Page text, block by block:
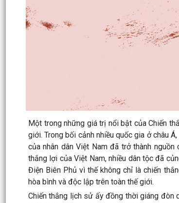
Một trong những giá trị nổi bật của Chiến
giới. Trong bối cảnh nhiều quốc gia ở châu
của nhân dân Việt Nam đã trở thành
thắng lợi của Việt Nam, nhiều dân tộc đã
Điện Biên Phủ vì thế không chỉ là chiến
hòa bình và độc lập trên toàn thế giới.
Chiến thắng lịch sử ấy đồng thời giáng đòn